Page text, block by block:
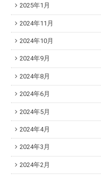
2025年1月
2024年11月
2024年10月
2024年9月
2024年8月
2024年6月
2024年5月
2024年4月
2024年3月
2024年2月